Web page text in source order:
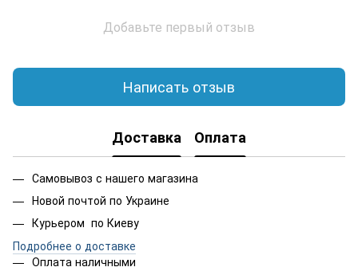
Добавьте первый отзыв
Написать отзыв
Доставка Оплата
Самовывоз с нашего магазина
Новой почтой по Украине
Курьером по Киеву
Подробнее о доставке
Оплата наличными